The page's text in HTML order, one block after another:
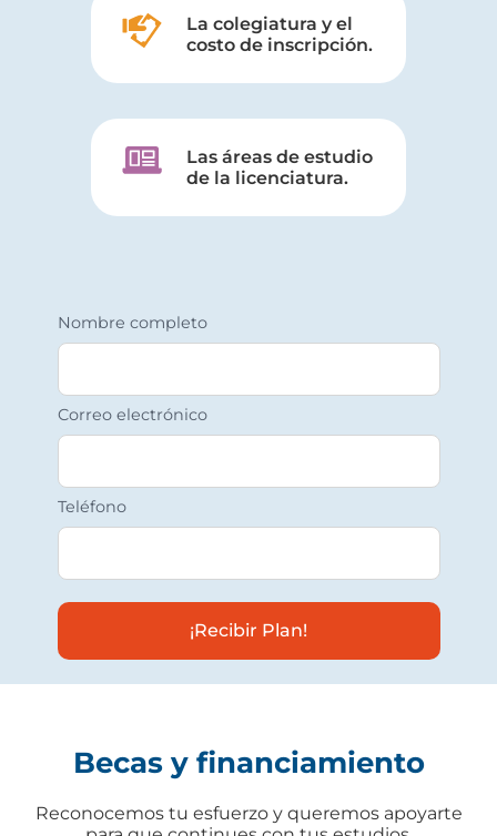
La colegiatura y el
costo de inscripción.
Las áreas de estudio
de la licenciatura.
Nombre completo
Correo electrónico
Teléfono
¡Recibir Plan!
Becas y financiamiento
Reconocemos tu esfuerzo y queremos apoyarte